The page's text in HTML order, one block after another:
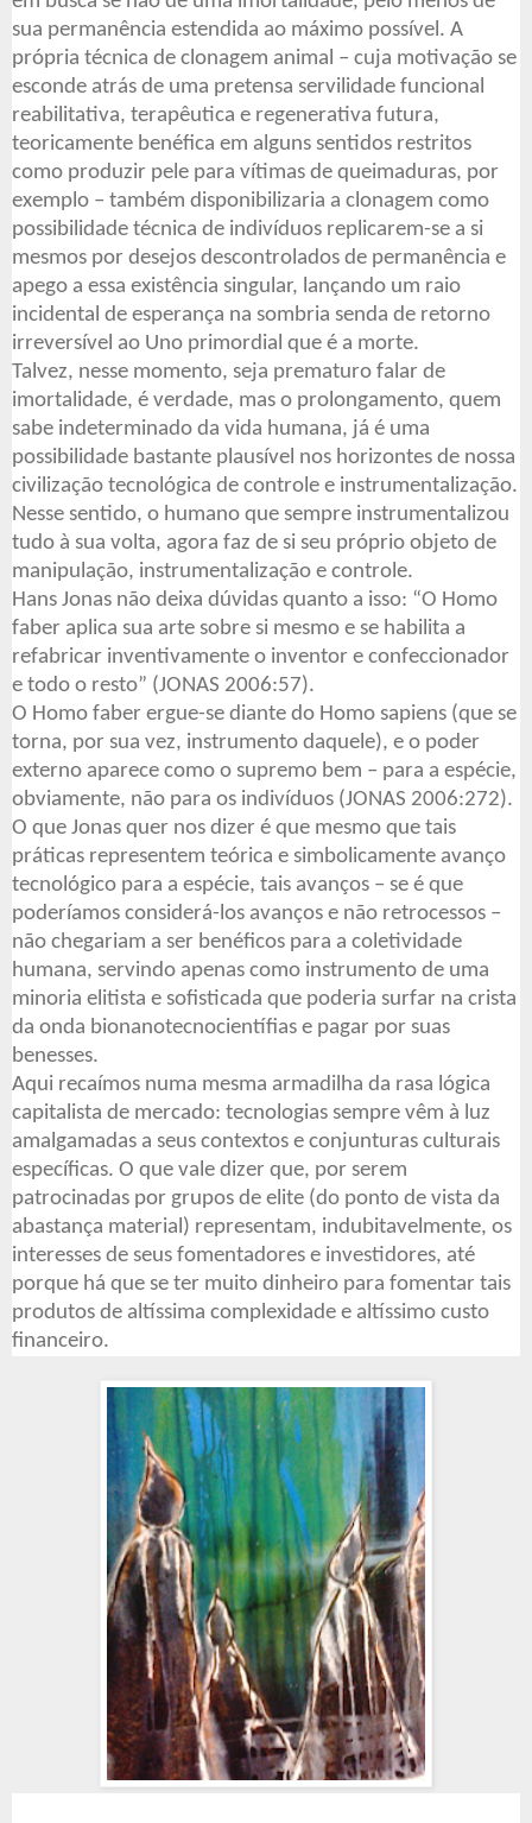
sua permanência estendida ao máximo possível. A
própria técnica de clonagem animal – cuja motivação se
esconde atrás de uma pretensa servilidade funcional
reabilitativa, terapêutica e regenerativa futura,
teoricamente benéfica em alguns sentidos restritos
como produzir pele para vítimas de queimaduras, por
exemplo – também disponibilizaria a clonagem como
possibilidade técnica de indivíduos replicarem-se a si
mesmos por desejos descontrolados de permanência e
apego a essa existência singular, lançando um raio
incidental de esperança na sombria senda de retorno
irreversível ao Uno primordial que é a morte.
Talvez, nesse momento, seja prematuro falar de
imortalidade, é verdade, mas o prolongamento, quem
sabe indeterminado da vida humana, já é uma
possibilidade bastante plausível nos horizontes de nossa
civilização tecnológica de controle e instrumentalização.
Nesse sentido, o humano que sempre instrumentalizou
tudo à sua volta, agora faz de si seu próprio objeto de
manipulação, instrumentalização e controle.
Hans Jonas não deixa dúvidas quanto a isso: “O Homo
faber aplica sua arte sobre si mesmo e se habilita a
refabricar inventivamente o inventor e confeccionador
e todo o resto” (JONAS 2006:57).
O Homo faber ergue-se diante do Homo sapiens (que se
torna, por sua vez, instrumento daquele), e o poder
externo aparece como o supremo bem – para a espécie,
obviamente, não para os indivíduos (JONAS 2006:272).
O que Jonas quer nos dizer é que mesmo que tais
práticas representem teórica e simbolicamente avanço
tecnológico para a espécie, tais avanços – se é que
poderíamos considerá-los avanços e não retrocessos –
não chegariam a ser benéficos para a coletividade
humana, servindo apenas como instrumento de uma
minoria elitista e sofisticada que poderia surfar na crista
da onda bionanotecnocientífias e pagar por suas
benesses.
Aqui recaímos numa mesma armadilha da rasa lógica
capitalista de mercado: tecnologias sempre vêm à luz
amalgamadas a seus contextos e conjunturas culturais
específicas. O que vale dizer que, por serem
patrocinadas por grupos de elite (do ponto de vista da
abastança material) representam, indubitavelmente, os
interesses de seus fomentadores e investidores, até
porque há que se ter muito dinheiro para fomentar tais
produtos de altíssima complexidade e altíssimo custo
financeiro.